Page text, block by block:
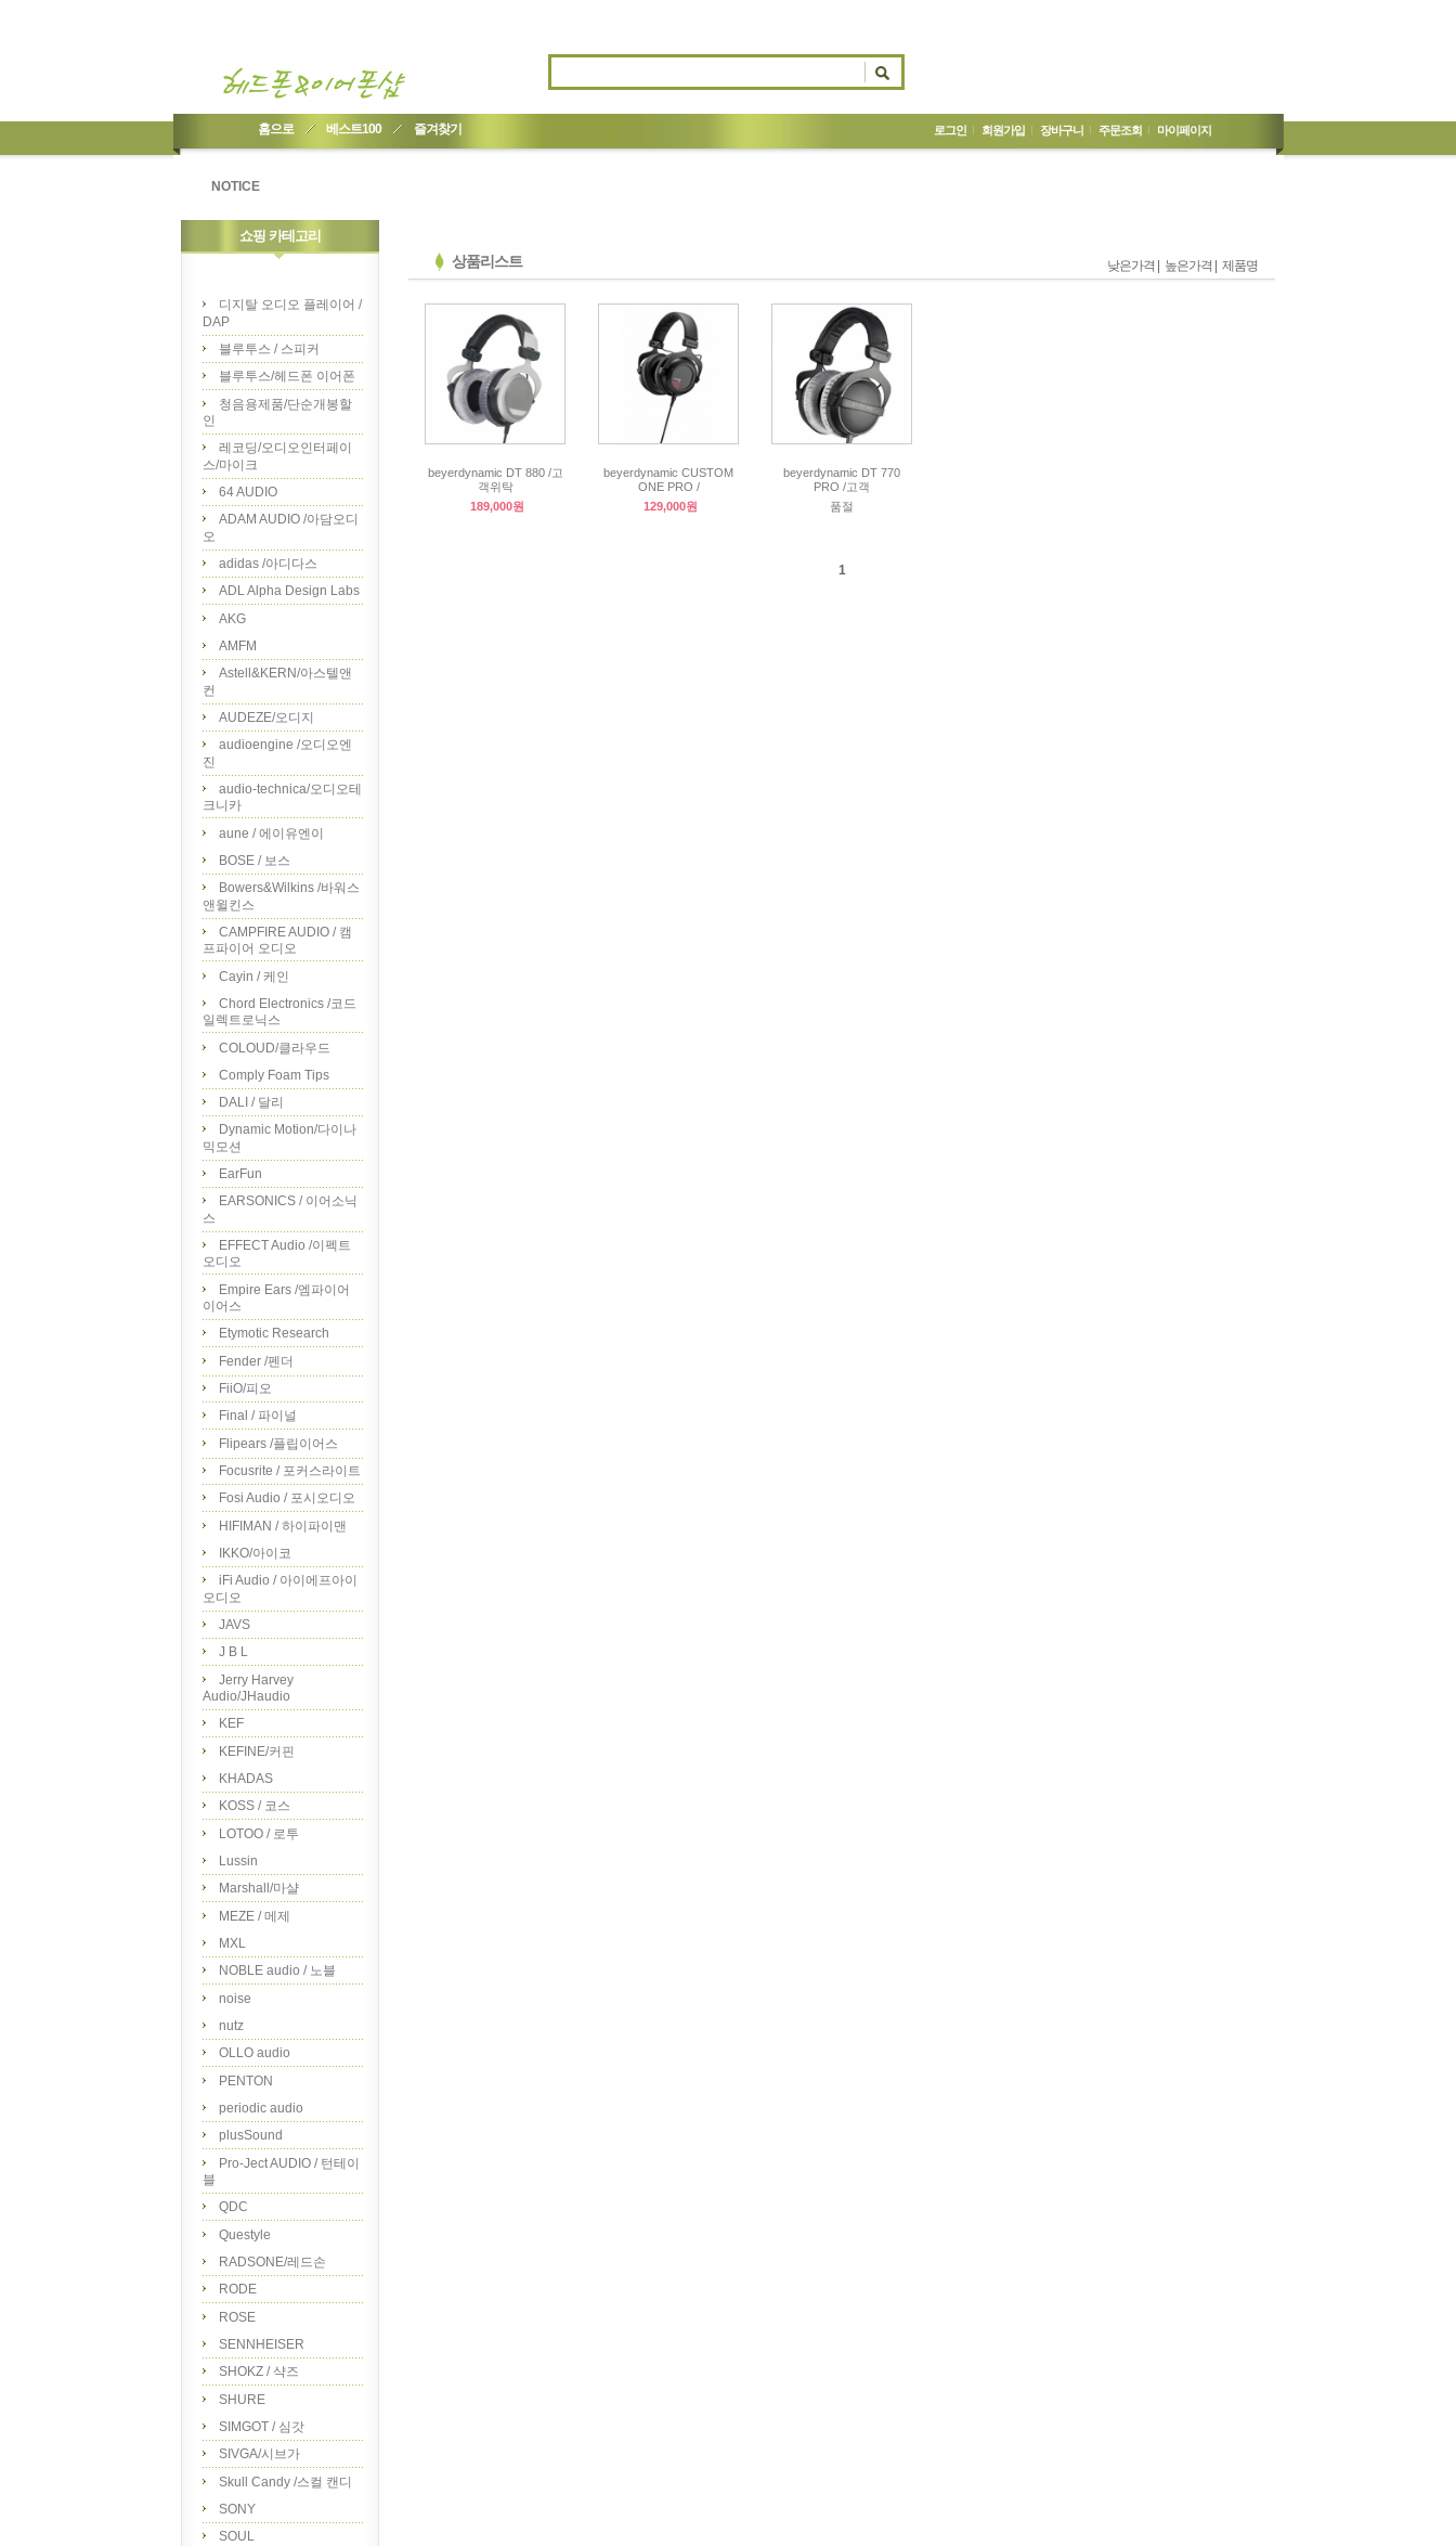
홈으로 베스트100 즐겨찾기 로그인 회원가입 장바구니 주문조회 마이페이지
NOTICE
쇼핑 카테고리
디지탈 오디오 플레이어 /
DAP
블루투스 / 스피커
블루투스/헤드폰 이어폰
청음용제품/단순개봉할
인
레코딩/오디오인터페이
스/마이크
64 AUDIO
ADAM AUDIO /아담오디
오
adidas /아디다스
ADL Alpha Design Labs
AKG
AMFM
Astell&KERN/아스텔앤
컨
AUDEZE/오디지
audioengine /오디오엔
진
audio-technica/오디오테
크니카
aune / 에이유엔이
BOSE / 보스
Bowers&Wilkins /바워스
앤윌킨스
CAMPFIRE AUDIO / 캠
프파이어 오디오
Cayin / 케인
Chord Electronics /코드
일렉트로닉스
COLOUD/클라우드
Comply Foam Tips
DALI / 달리
Dynamic Motion/다이나
믹모션
EarFun
EARSONICS / 이어소닉
스
EFFECT Audio /이펙트
오디오
Empire Ears /엠파이어
이어스
Etymotic Research
Fender /펜더
FiiO/피오
Final / 파이널
Flipears /플립이어스
Focusrite / 포커스라이트
Fosi Audio / 포시오디오
HIFIMAN / 하이파이맨
IKKO/아이코
iFi Audio / 아이에프아이
오디오
JAVS
J B L
Jerry Harvey
Audio/JHaudio
KEF
KEFINE/커핀
KHADAS
KOSS / 코스
LOTOO / 로투
Lussin
Marshall/마샬
MEZE / 메제
MXL
NOBLE audio / 노블
noise
nutz
OLLO audio
PENTON
periodic audio
plusSound
Pro-Ject AUDIO / 턴테이
블
QDC
Questyle
RADSONE/레드손
RODE
ROSE
SENNHEISER
SHOKZ / 샥즈
SHURE
SIMGOT / 심갓
SIVGA/시브가
Skull Candy /스컬 캔디
SONY
SOUL
상품리스트 낮은가격 | 높은가격 | 제품명
beyerdynamic DT 880 /고
객위탁
189,000원
beyerdynamic CUSTOM
ONE PRO /
129,000원
beyerdynamic DT 770
PRO /고객
품절
1